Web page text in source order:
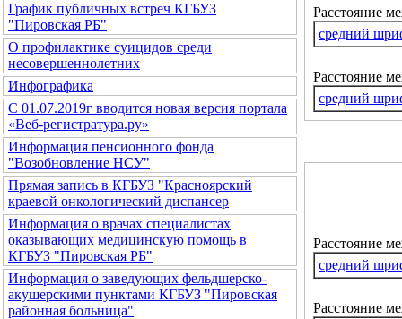
График публичных встреч КГБУЗ
"Пировская РБ"
О профилактике суицидов среди
несовершеннолетних
Инфографика
С 01.07.2019г вводится новая версия портала
«Веб-регистратура.ру»
Информация пенсионного фонда
"Возобновление НСУ"
Прямая запись в КГБУЗ "Красноярский
краевой онкологический диспансер
Информация о врачах специалистах
оказывающих медицинскую помощь в
КГБУЗ "Пировская РБ"
Информация о заведующих фельдшерско-
акушерскими пунктами КГБУЗ "Пировская
районная больница"
Расстояние
средний
Расстояние
средний
Расстояние
средний
Расстояние